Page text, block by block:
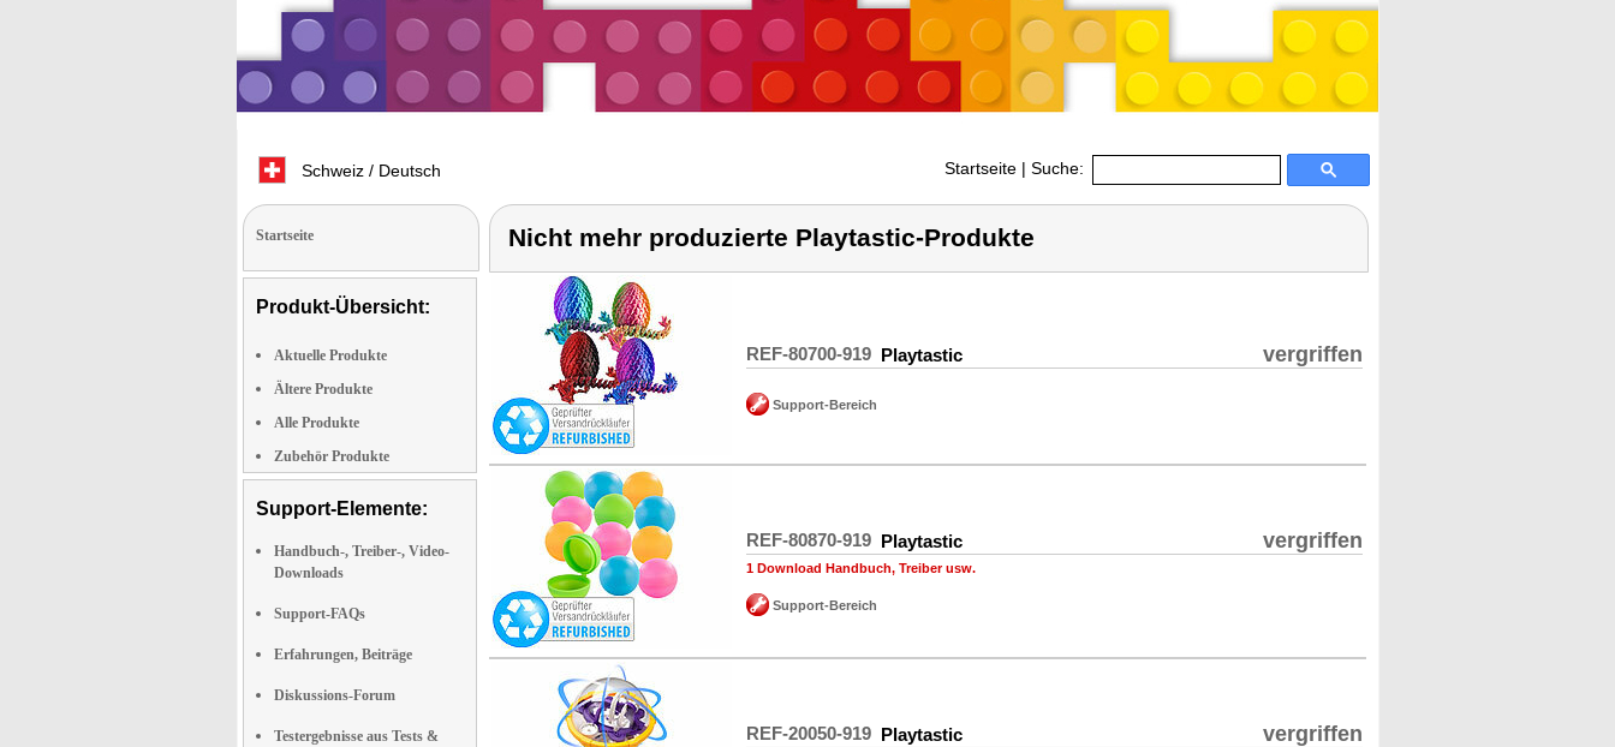
Schweiz / Deutsch Startseite | Suche:
Startseite
Produkt-Übersicht:
Aktuelle Produkte
Ältere Produkte
Alle Produkte
Zubehör Produkte
Support-Elemente:
Handbuch-, Treiber-, Video-
Downloads
Support-FAQs
Erfahrungen, Beiträge
Diskussions-Forum
Testergebnisse aus Tests &
Nicht mehr produzierte Playtastic-Produkte
REF-80700-919 Playtastic vergriffen
Support-Bereich
REF-80870-919 Playtastic vergriffen
1 Download Handbuch, Treiber usw.
Support-Bereich
REF-20050-919 Playtastic vergriffen